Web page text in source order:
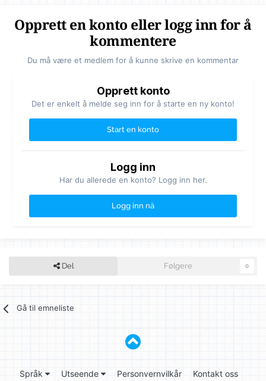
Opprett en konto eller logg inn for å
kommentere
Du må være et medlem for å kunne skrive en kommentar
Opprett konto
Det er enkelt å melde seg inn for å starte en ny konto!
Start en konto
Logg inn
Har du allerede en konto? Logg inn her.
Logg inn nå
Del Følgere 0
Gå til emneliste
Språk Utseende Personvernvilkår
Kontakt oss